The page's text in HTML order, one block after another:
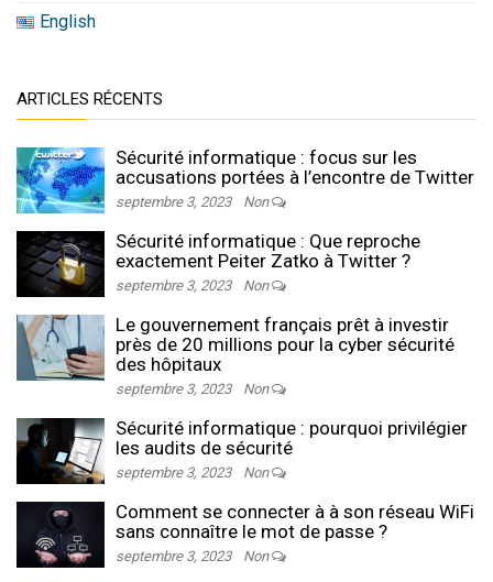
English
ARTICLES RÉCENTS
Sécurité informatique : focus sur les
accusations portées à l’encontre de Twitter
septembre 3, 2023 Non
Sécurité informatique : Que reproche
exactement Peiter Zatko à Twitter ?
septembre 3, 2023 Non
Le gouvernement français prêt à investir
près de 20 millions pour la cyber sécurité
des hôpitaux
septembre 3, 2023 Non
Sécurité informatique : pourquoi privilégier
les audits de sécurité
septembre 3, 2023 Non
Comment se connecter à à son réseau WiFi
sans connaître le mot de passe ?
septembre 3, 2023 Non